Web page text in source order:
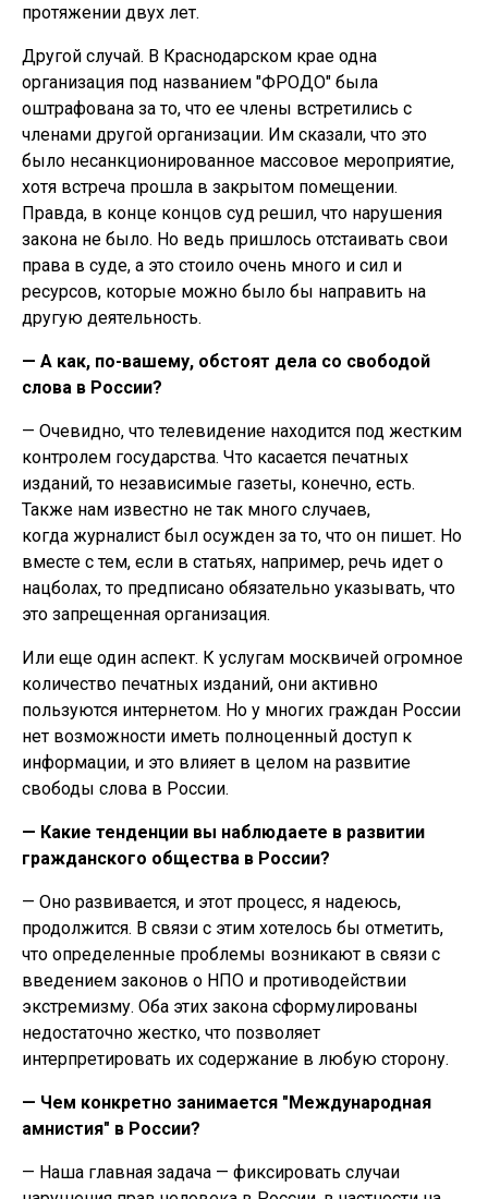
протяжении двух лет.
Другой случай. В Краснодарском крае одна
организация под названием "ФРОДО" была
оштрафована за то, что ее члены встретились с
членами другой организации. Им сказали, что это
было несанкционированное массовое мероприятие,
хотя встреча прошла в закрытом помещении.
Правда, в конце концов суд решил, что нарушения
закона не было. Но ведь пришлось отстаивать свои
права в суде, а это стоило очень много и сил и
ресурсов, которые можно было бы направить на
другую деятельность.
— А как, по-вашему, обстоят дела со свободой
слова в России?
— Очевидно, что телевидение находится под жестким
контролем государства. Что касается печатных
изданий, то независимые газеты, конечно, есть.
Также нам известно не так много случаев,
когда журналист был осужден за то, что он пишет. Но
вместе с тем, если в статьях, например, речь идет о
нацболах, то предписано обязательно указывать, что
это запрещенная организация.
Или еще один аспект. К услугам москвичей огромное
количество печатных изданий, они активно
пользуются интернетом. Но у многих граждан России
нет возможности иметь полноценный доступ к
информации, и это влияет в целом на развитие
свободы слова в России.
— Какие тенденции вы наблюдаете в развитии
гражданского общества в России?
— Оно развивается, и этот процесс, я надеюсь,
продолжится. В связи с этим хотелось бы отметить,
что определенные проблемы возникают в связи с
введением законов о НПО и противодействии
экстремизму. Оба этих закона сформулированы
недостаточно жестко, что позволяет
интерпретировать их содержание в любую сторону.
— Чем конкретно занимается "Международная
амнистия" в России?
— Наша главная задача — фиксировать случаи